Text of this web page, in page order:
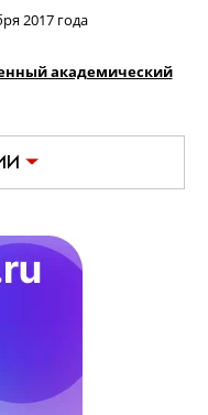
Но если все
– выстроить
– осознанно
важен
и
режиссера.
Сизова